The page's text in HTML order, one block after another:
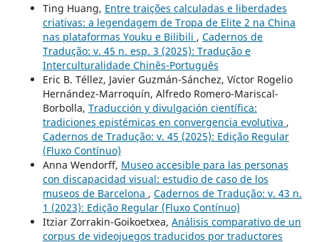
Ting Huang, Entre traições calculadas e liberdades
criativas: a legendagem de Tropa de Elite 2 na China
nas plataformas Youku e Bilibili , Cadernos de
Tradução: v. 45 n. esp. 3 (2025): Tradução e
Interculturalidade Chinês-Português
Eric B. Téllez, Javier Guzmán-Sánchez, Víctor Rogelio
Hernández-Marroquín, Alfredo Romero-Mariscal-
Borbolla, Traducción y divulgación científica:
tradiciones epistémicas en convergencia evolutiva ,
Cadernos de Tradução: v. 45 (2025): Edição Regular
(Fluxo Contínuo)
Anna Wendorff, Museo accesible para las personas
con discapacidad visual: estudio de caso de los
museos de Barcelona , Cadernos de Tradução: v. 43 n.
1 (2023): Edição Regular (Fluxo Contínuo)
Itziar Zorrakin-Goikoetxea, Análisis comparativo de un
corpus de videojuegos traducidos por traductores